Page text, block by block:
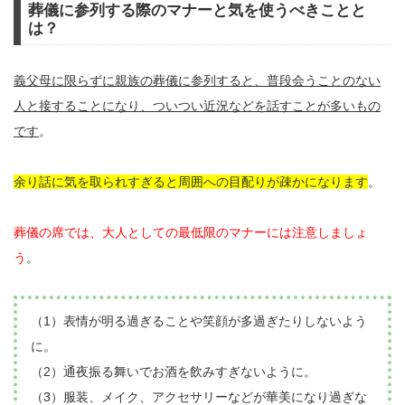
葬儀に参列する際のマナーと気を使うべきことと
は？
義父母に限らずに親族の葬儀に参列すると、普段会うことのない
人と接することになり、ついつい近況などを話すことが多いもの
です。
余り話に気を取られすぎると周囲への目配りが疎かになります。
葬儀の席では、大人としての最低限のマナーには注意しましょ
う 。
（1）表情が明る過ぎることや笑顔が多過ぎたりしないよう
に。
（2）通夜振る舞いでお酒を飲みすぎないように。
（3）服装、メイク、アクセサリーなどが華美になり過ぎな